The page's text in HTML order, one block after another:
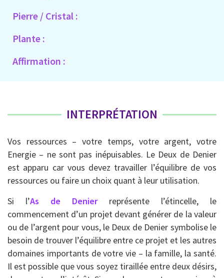
Pierre / Cristal :
Plante :
Affirmation :
INTERPRÉTATION
Vos ressources – votre temps, votre argent, votre
Energie – ne sont pas inépuisables. Le Deux de Denier
est apparu car vous devez travailler l’équilibre de vos
ressources ou faire un choix quant à leur utilisation.
Si l’As de Denierreprésente l’étincelle, le
commencement d’un projet devant générer de la valeur
ou de l’argent pour vous, le Deux de Denier symbolise le
besoin de trouver l’équilibre entre ce projet et les autres
domaines importants de votre vie – la famille, la santé.
Il est possible que vous soyez tiraillée entre deux désirs,